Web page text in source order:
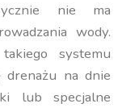
nie ma
wody.
systemu
drenażu na dnie
lub specjalne